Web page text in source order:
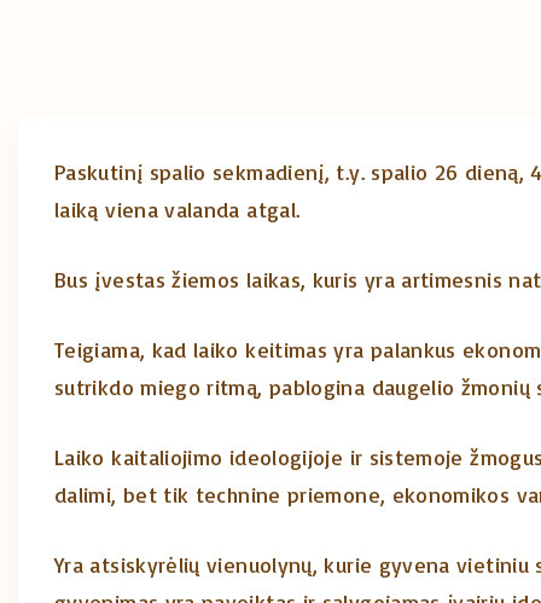
Paskutinį spalio sekmadienį, t.y. spalio 26
laiką viena valanda atgal.
Bus įvestas žiemos laikas, kuris yra artimesnis
Teigiama, kad laiko keitimas yra palankus
sutrikdo miego ritmą, pablogina daugelio žmonių
Laiko kaitaliojimo ideologijoje ir sistemoje
dalimi, bet tik technine priemone, ekonomikos
Yra atsiskyrėlių vienuolynų, kurie gyvena